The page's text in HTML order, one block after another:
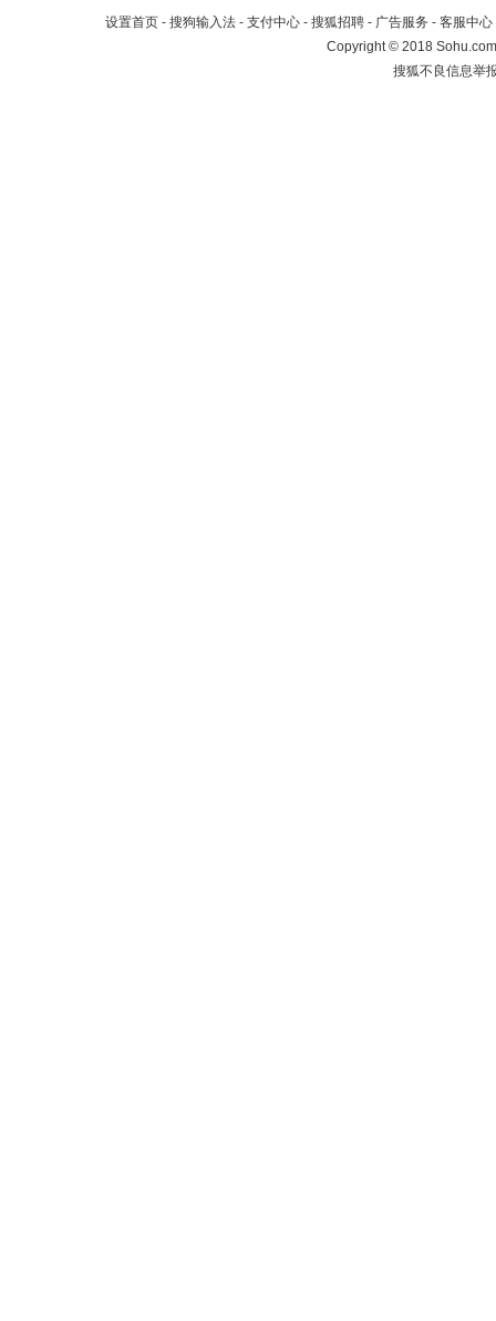
设置首页 - 搜狗输入法 - 支付中心 - 搜狐招聘 - 广告服务 - 客服中心
Copyright©2018
搜狐不良信息举